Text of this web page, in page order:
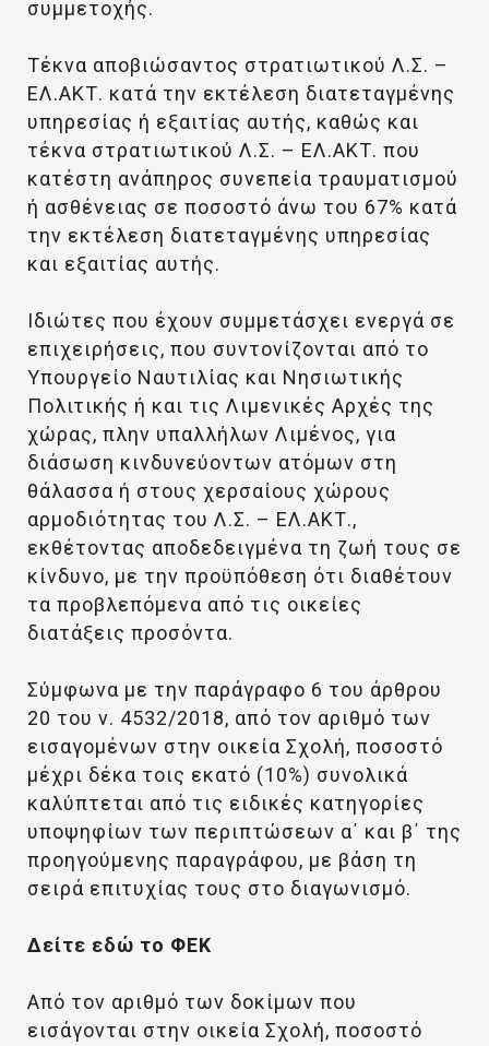
συμμετοχής.
Τέκνα αποβιώσαντος στρατιωτικού Λ.Σ. –
ΕΛ.ΑΚΤ. κατά την εκτέλεση διατεταγμένης
υπηρεσίας ή εξαιτίας αυτής, καθώς και
τέκνα στρατιωτικού Λ.Σ. – ΕΛ.ΑΚΤ. που
κατέστη ανάπηρος συνεπεία τραυματισμού
ή ασθένειας σε ποσοστό άνω του 67% κατά
την εκτέλεση διατεταγμένης υπηρεσίας
και εξαιτίας αυτής.
Ιδιώτες που έχουν συμμετάσχει ενεργά σε
επιχειρήσεις, που συντονίζονται από το
Υπουργείο Ναυτιλίας και Νησιωτικής
Πολιτικής ή και τις Λιμενικές Αρχές της
χώρας, πλην υπαλλήλων Λιμένος, για
διάσωση κινδυνεύοντων ατόμων στη
θάλασσα ή στους χερσαίους χώρους
αρμοδιότητας του Λ.Σ. – ΕΛ.ΑΚΤ.,
εκθέτοντας αποδεδειγμένα τη ζωή τους σε
κίνδυνο, με την προϋπόθεση ότι διαθέτουν
τα προβλεπόμενα από τις οικείες
διατάξεις προσόντα.
Σύμφωνα με την παράγραφο 6 του άρθρου
20 του ν. 4532/2018, από τον αριθμό των
εισαγομένων στην οικεία Σχολή, ποσοστό
μέχρι δέκα τοις εκατό (10%) συνολικά
καλύπτεται από τις ειδικές κατηγορίες
υποψηφίων των περιπτώσεων α΄ και β΄ της
προηγούμενης παραγράφου, με βάση τη
σειρά επιτυχίας τους στο διαγωνισμό.
Δείτε εδώ το ΦΕΚ
Από τον αριθμό των δοκίμων που
εισάγονται στην οικεία Σχολή, ποσοστό